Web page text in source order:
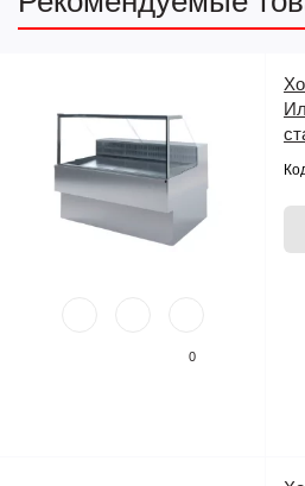
0